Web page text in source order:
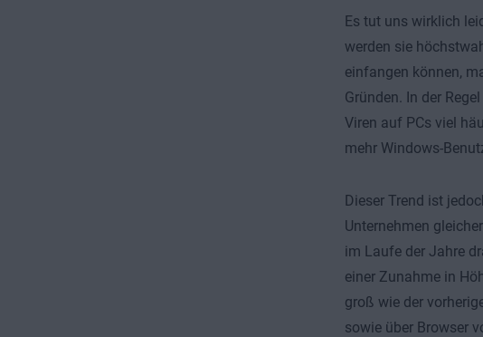
Es tut uns wirklich
werden sie
einfangen können,
Gründen. In der
Viren auf PCs viel
mehr Windows-
Dieser Trend ist
Unternehmen
im Laufe der Jahre
einer Zunahme in
groß wie der
sowie über Browser